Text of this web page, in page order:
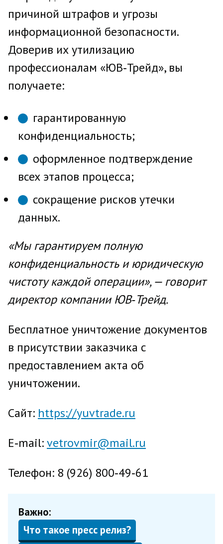
причиной штрафов и угрозы
информационной безопасности.
Доверив их утилизацию
профессионалам «ЮВ‑Трейд», вы
получаете:
гарантированную
конфиденциальность;
оформленное подтверждение
всех этапов процесса;
сокращение рисков утечки
данных.
«Мы гарантируем полную
конфиденциальность и юридическую
чистоту каждой операции», — говорит
директор компании ЮВ‑Трейд.
Бесплатное уничтожение документов
в присутствии заказчика с
предоставлением акта об
уничтожении.
Сайт: https://yuvtrade.ru
E‑mail:vetrovmir@mail.ru
Телефон: 8 (926) 800‑49‑61
Важно:
Что такое пресс релиз?